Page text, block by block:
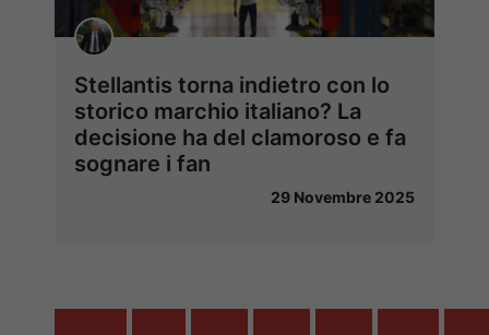
Stellantis torna indietro con lo
storico marchio italiano? La
decisione ha del clamoroso e fa
sognare i fan
29 Novembre 2025